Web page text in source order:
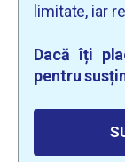
limitate, iar
Dacă îți
pentru